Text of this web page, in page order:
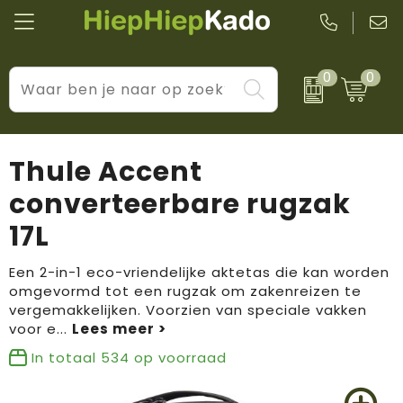
0 0
Kantoor & schrijfwaren
Wellness & verzorging
Tassen & reizen
Huis, tuin & keuken
Elektronica & gadgets
Kleding & accessoires
Sport & vrije tijd
Levensstijl
Prijs & impact
BIC
Brandflavours
Camelbak
Janzen
JBL
Thule Accent
converteerbare rugzak
17L
Een 2-in-1 eco-vriendelijke aktetas die kan worden
omgevormd tot een rugzak om zakenreizen te
vergemakkelijken. Voorzien van speciale vakken
voor e...
In totaal 534 op voorraad